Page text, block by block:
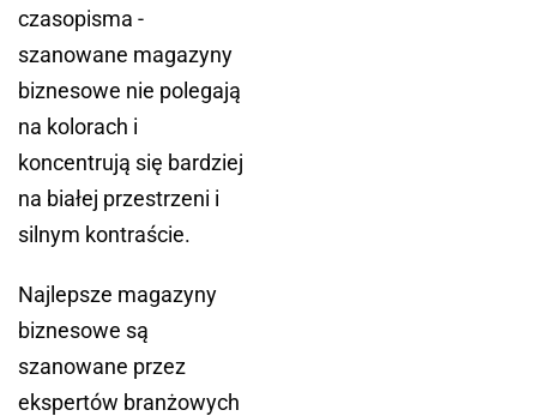
czasopisma -
szanowane magazyny
biznesowe nie polegają
na kolorach i
koncentrują się bardziej
na białej przestrzeni i
silnym kontraście.
Najlepsze magazyny
biznesowe są
szanowane przez
ekspertów branżowych